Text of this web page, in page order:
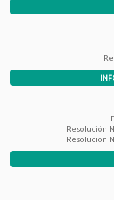
Resolución
Resolución